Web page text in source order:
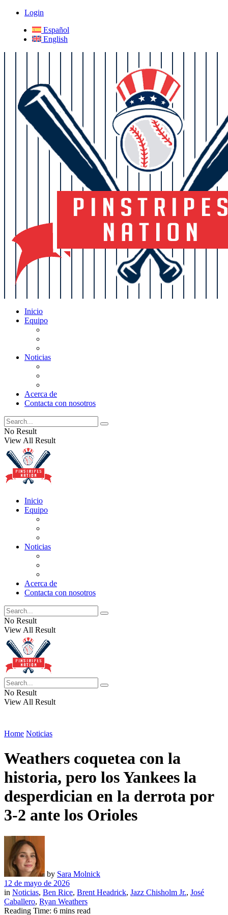
Login
Español
English
Inicio
Equipo
Noticias
Acerca de
Contacta con nosotros
No Result
View All Result
Inicio
Equipo
Noticias
Acerca de
Contacta con nosotros
No Result
View All Result
No Result
View All Result
Home Noticias
Weathers coquetea con la
historia, pero los Yankees la
desperdician en la derrota por
3-2 ante los Orioles
by Sara Molnick
12 de mayo de 2026
in Noticias, Ben Rice, Brent Headrick, Jazz Chisholm Jr., José
Caballero, Ryan Weathers
Reading Time: 6 mins read